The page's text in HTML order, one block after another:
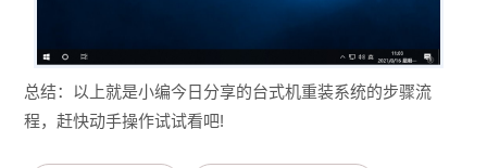
总结：以上就是小编今日分享的台式机重装系统的步骤流
程，赶快动手操作试试看吧!